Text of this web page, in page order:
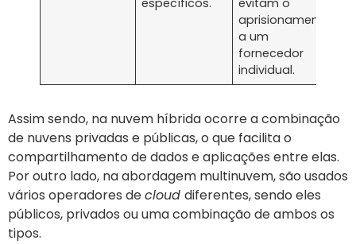
específicos.
evitam o
aprisionamento
a um
fornecedor
individual.
Assim sendo, na nuvem híbrida ocorre a combinação
de nuvens privadas e públicas, o que facilita o
compartilhamento de dados e aplicações entre elas.
Por outro lado, na abordagem multinuvem, são usados
vários operadores decloud diferentes, sendo eles
públicos, privados ou uma combinação de ambos os
tipos.